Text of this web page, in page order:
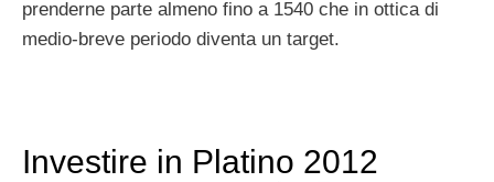
prenderne parte almeno fino a 1540 che in ottica di
medio-breve periodo diventa un target.
Investire in Platino 2012